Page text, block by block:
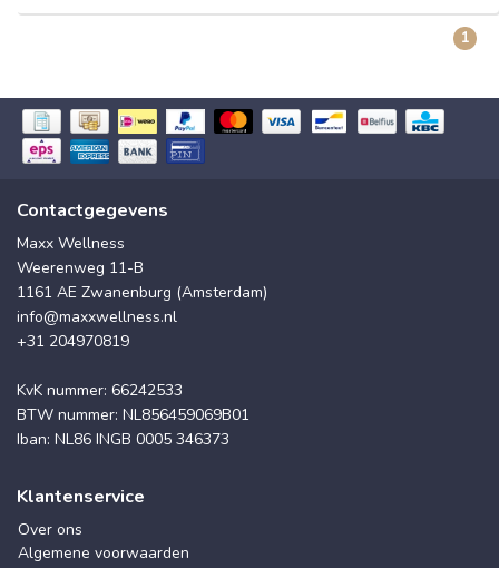
1
Contactgegevens
Maxx Wellness
Weerenweg 11-B
1161 AE Zwanenburg (Amsterdam)
info@maxxwellness.nl
+31 204970819
KvK nummer: 66242533
BTW nummer: NL856459069B01
Iban: NL86 INGB 0005 346373
Klantenservice
Over ons
Algemene voorwaarden